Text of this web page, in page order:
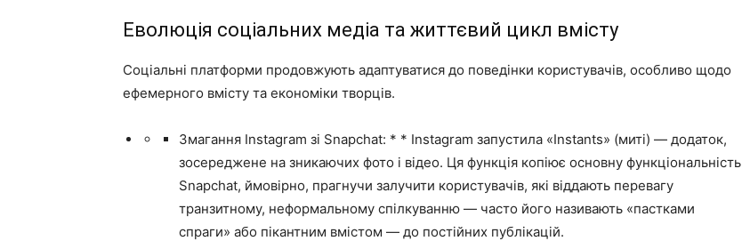
Еволюція соціальних медіа та життєвий цикл вмісту
Соціальні платформи продовжують адаптуватися до поведінки користувачів, особливо щодо
ефемерного вмісту та економіки творців.
Змагання Instagram зі Snapchat: * * Instagram запустила «Instants» (миті) — додаток,
зосереджене на зникаючих фото і відео. Ця функція копіює основну функціональність
Snapchat, ймовірно, прагнучи залучити користувачів, які віддають перевагу
транзитному, неформальному спілкуванню — часто його називають «пастками
спраги» або пікантним вмістом — до постійних публікацій.